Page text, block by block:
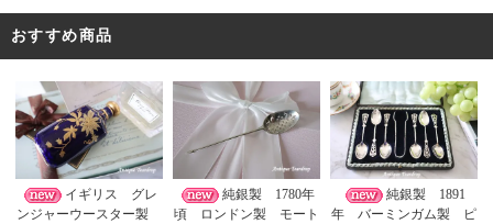
おすすめ商品
イギリス グレ
ンジャーウースター製
純銀製 1780年
頃 ロンドン製 モート
純銀製 1891
年 バーミンガム製 ピ